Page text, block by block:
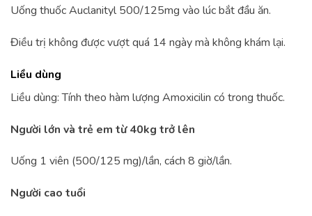
Uống thuốc Auclanityl 500/125mg vào lúc bắt đầu ăn.
Điều trị không được vượt quá 14 ngày mà không khám lại.
Liều dùng
Liều dùng: Tính theo hàm lượng Amoxicilin có trong thuốc.
Người lớn và trẻ em từ 40kg trở lên
Uống 1 viên (500/125 mg)/lần, cách 8 giờ/lần.
Người cao tuổi